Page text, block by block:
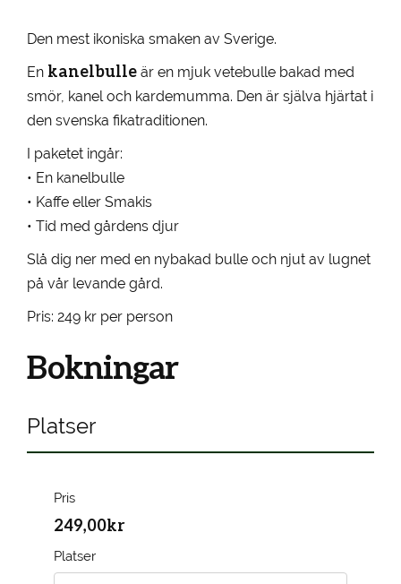
Den mest ikoniska smaken av Sverige.
En kanelbulle är en mjuk vetebulle bakad med
smör, kanel och kardemumma. Den är själva hjärtat i
den svenska fikatraditionen.
I paketet ingår:
• En kanelbulle
• Kaffe eller Smakis
• Tid med gårdens djur
Slå dig ner med en nybakad bulle och njut av lugnet
på vår levande gård.
Pris: 249 kr per person
Bokningar
Platser
Pris
249,00kr
Platser